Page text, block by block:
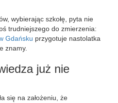
wybierając szkołę, pyta nie
trudniejszego do zmierzenia:
Gdańsku przygotuje nastolatka
znamy.
już nie
się na założeniu, że